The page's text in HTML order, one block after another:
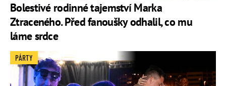
Bolestivé rodinné tajemství Marka
Ztraceného. Před fanoušky odhalil, co mu
láme srdce
PÁRTY